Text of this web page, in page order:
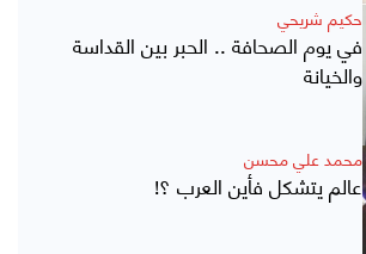
حكيم شريحي
في يوم الصحافة .. الحبر بين القداسة
والخيانة
محمد علي محسن
عالم يتشكل فأين العرب ؟!